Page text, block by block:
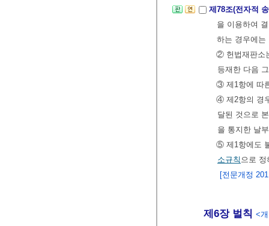
제78조(전자적
을 이용하여
하는 경우에는
② 헌법재판소
등재한 다음
③ 제1항에 따
④ 제2항의 경
달된 것으로
을 통지한 날
⑤ 제1항에도
소규칙 으로
[전문개정
제6장 벌칙 <